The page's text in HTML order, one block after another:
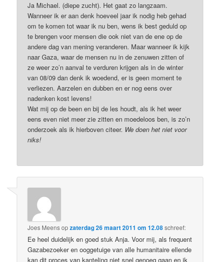
Ja Michael. (diepe zucht). Het gaat zo langzaam.
Wanneer ik er aan denk hoeveel jaar ik nodig heb gehad
om te komen tot waar ik nu ben, wens ik best geduld op
te brengen voor mensen die ook niet van de ene op de
andere dag van mening veranderen. Maar wanneer ik kijk
naar Gaza, waar de mensen nu in de zenuwen zitten of
ze weer zo’n aanval te verduren krijgen als in de winter
van 08/09 dan denk ik woedend, er is geen moment te
verliezen. Aarzelen en dubben en er nog eens over
nadenken kost levens!
Wat mij op de been en bij de les houdt, als ik het weer
eens even niet meer zie zitten en moedeloos ben, is zo’n
onderzoek als ik hierboven citeer. We doen het niet voor
niks!
Joes Meensopzaterdag 26 maart 2011 om 12.08schreef:
Ee heel duidelijk en goed stuk Anja. Voor mij, als frequent
Gazabezoeker en ooggetuige van alle humanitaire ellende
kan dit proces van kanteling niet snel genoeg gaan en ik